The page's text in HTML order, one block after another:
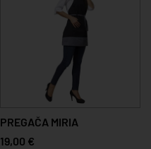
PREGAČA MIRIA
19,00 €